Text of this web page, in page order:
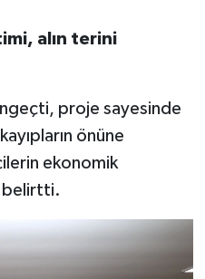
alın terini
proje sayesinde
önüne
ekonomik
belirtti.